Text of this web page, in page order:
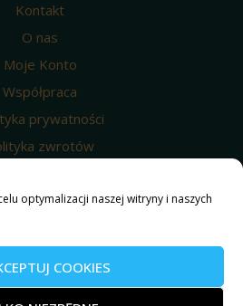
optymalizacji naszej witryny i naszych
COOKIES
Kontakt
O nas
Moje Konto
Współpraca
prywatności
zwrotów
Regulamin